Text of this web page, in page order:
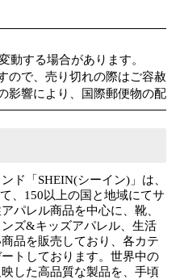
動する場合があります。
ので、売り切れの際はご容赦
影響により、国際郵便物の配
ド「SHEIN(シーイン)」は、
、150以上の国と地域にてサ
パレル商品を中心に、靴、
ズ&キッズアパレル、生活
品を販売しており、各カテ
トしております。世界中の
した高品質な製品を、手頃